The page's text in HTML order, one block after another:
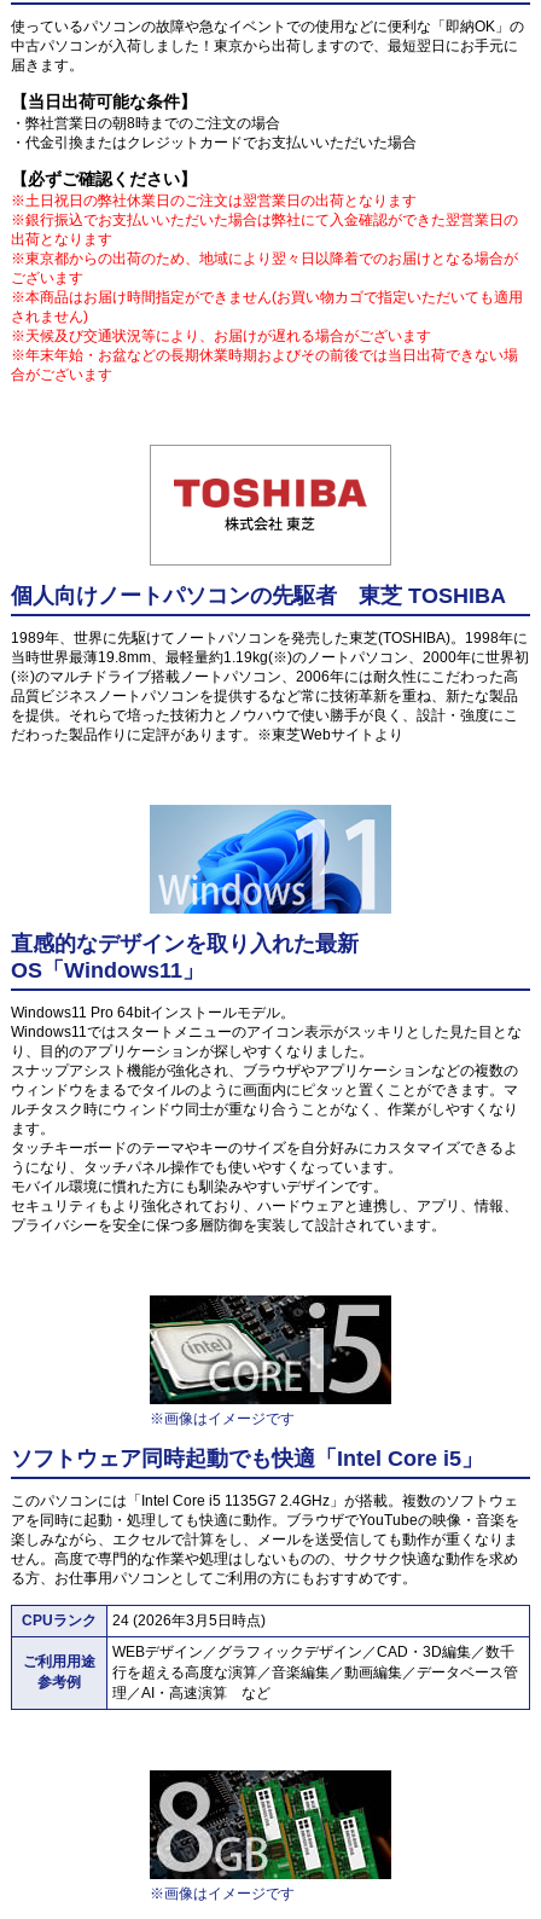
使っているパソコンの故障や急なイベントでの使用などに便利な「即納OK」の
中古パソコンが入荷しました！東京から出荷しますので、最短翌日にお手元に
届きます。
【当日出荷可能な条件】
・弊社営業日の朝8時までのご注文の場合
・代金引換またはクレジットカードでお支払いいただいた場合
【必ずご確認ください】
※土日祝日の弊社休業日のご注文は翌営業日の出荷となります
※銀行振込でお支払いいただいた場合は弊社にて入金確認ができた翌営業日の
出荷となります
※東京都からの出荷のため、地域により翌々日以降着でのお届けとなる場合が
ございます
※本商品はお届け時間指定ができません(お買い物カゴで指定いただいても適用
されません)
※天候及び交通状況等により、お届けが遅れる場合がございます
※年末年始・お盆などの長期休業時期およびその前後では当日出荷できない場
合がございます
個人向けノートパソコンの先駆者 東芝 TOSHIBA
1989年、世界に先駆けてノートパソコンを発売した東芝(TOSHIBA)。1998年に
当時世界最薄19.8mm、最軽量約1.19kg(※)のノートパソコン、2000年に世界初
(※)のマルチドライブ搭載ノートパソコン、2006年には耐久性にこだわった高
品質ビジネスノートパソコンを提供するなど常に技術革新を重ね、新たな製品
を提供。それらで培った技術力とノウハウで使い勝手が良く、設計・強度にこ
だわった製品作りに定評があります。※東芝Webサイトより
直感的なデザインを取り入れた最新
OS「Windows11」
Windows11 Pro 64bitインストールモデル。
Windows11ではスタートメニューのアイコン表示がスッキリとした見た目とな
り、目的のアプリケーションが探しやすくなりました。
スナップアシスト機能が強化され、ブラウザやアプリケーションなどの複数の
ウィンドウをまるでタイルのように画面内にピタッと置くことができます。マ
ルチタスク時にウィンドウ同士が重なり合うことがなく、作業がしやすくなり
ます。
タッチキーボードのテーマやキーのサイズを自分好みにカスタマイズできるよ
うになり、タッチパネル操作でも使いやすくなっています。
モバイル環境に慣れた方にも馴染みやすいデザインです。
セキュリティもより強化されており、ハードウェアと連携し、アプリ、情報、
プライバシーを安全に保つ多層防御を実装して設計されています。
※画像はイメージです
ソフトウェア同時起動でも快適「Intel Core i5」
このパソコンには「Intel Core i5 1135G7 2.4GHz」が搭載。複数のソフトウェ
アを同時に起動・処理しても快適に動作。ブラウザでYouTubeの映像・音楽を
楽しみながら、エクセルで計算をし、メールを送受信しても動作が重くなりま
せん。高度で専門的な作業や処理はしないものの、サクサク快適な動作を求め
る方、お仕事用パソコンとしてご利用の方にもおすすめです。
CPUランク 24 (2026年3月5日時点)
ご利用用途
参考例
WEBデザイン／グラフィックデザイン／CAD・3D編集／数千
行を超える高度な演算／音楽編集／動画編集／データベース管
理／AI・高速演算 など
※画像はイメージです